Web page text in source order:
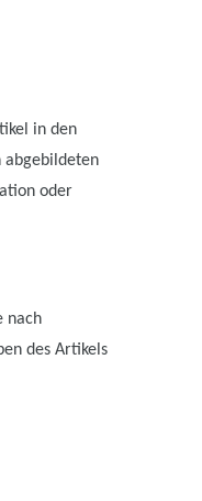
in den
abgebildeten
oder
nach
des Artikels